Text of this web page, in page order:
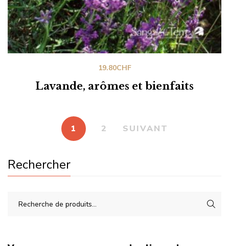
Lavande, arômes et bienfaits
19.80CHF
1 2 SUIVANT
Rechercher